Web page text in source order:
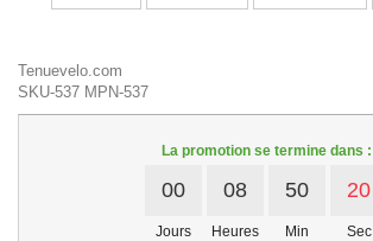
Tenuevelo.com
SKU-537 MPN-537
La promotion se termine dans :
00
Jours
08
Heures
50
Min
19
Sec